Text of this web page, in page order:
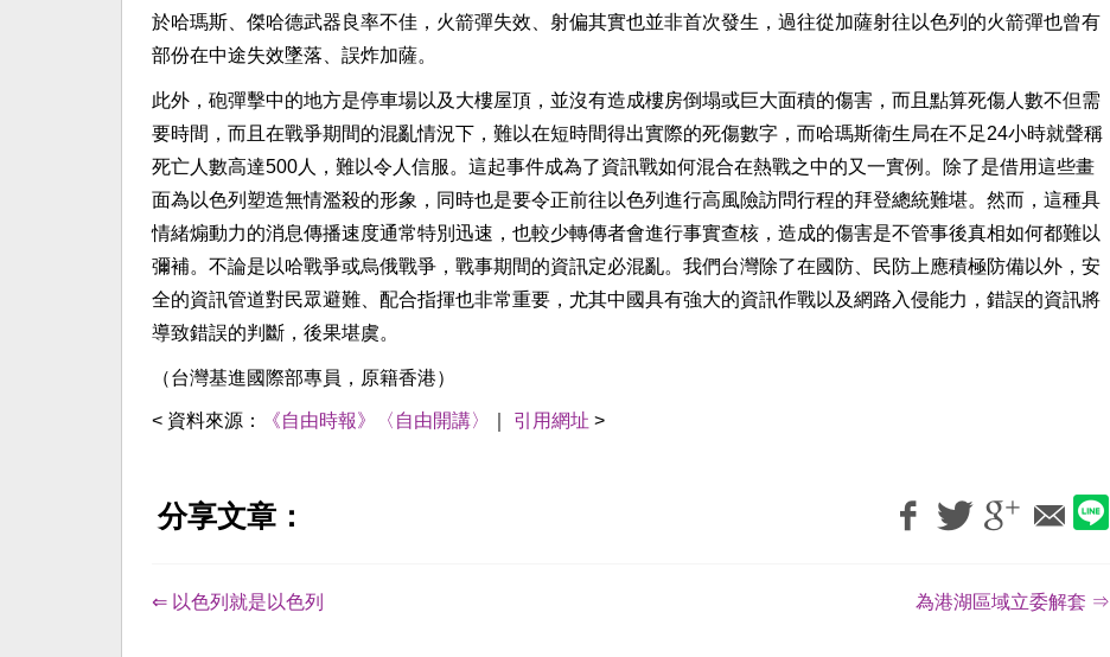
於哈瑪斯、傑哈德武器良率不佳，火箭彈失效、射偏其實也並非首次發生，過往從加薩射往以色列的火箭彈也曾有
部份在中途失效墜落、誤炸加薩。
此外，砲彈擊中的地方是停車場以及大樓屋頂，並沒有造成樓房倒塌或巨大面積的傷害，而且點算死傷人數不但需
要時間，而且在戰爭期間的混亂情況下，難以在短時間得出實際的死傷數字，而哈瑪斯衛生局在不足24小時就聲稱
死亡人數高達500人，難以令人信服。這起事件成為了資訊戰如何混合在熱戰之中的又一實例。除了是借用這些畫
面為以色列塑造無情濫殺的形象，同時也是要令正前往以色列進行高風險訪問行程的拜登總統難堪。然而，這種具
情緒煽動力的消息傳播速度通常特別迅速，也較少轉傳者會進行事實查核，造成的傷害是不管事後真相如何都難以
彌補。不論是以哈戰爭或烏俄戰爭，戰事期間的資訊定必混亂。我們台灣除了在國防、民防上應積極防備以外，安
全的資訊管道對民眾避難、配合指揮也非常重要，尤其中國具有強大的資訊作戰以及網路入侵能力，錯誤的資訊將
導致錯誤的判斷，後果堪虞。
（台灣基進國際部專員，原籍香港）
< 資料來源： 《自由時報》〈自由開講〉 引用網址 >
分享文章：
⇐ 以色列就是以色列 為港湖區域立委解套 ⇒